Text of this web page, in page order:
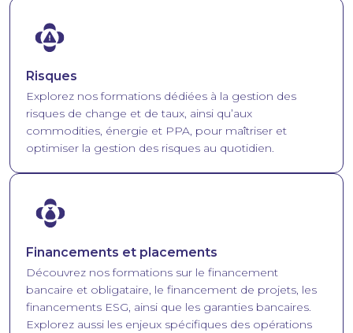
Image
Risques
Explorez nos formations dédiées à la gestion des
risques de change et de taux, ainsi qu’aux
commodities, énergie et PPA, pour maîtriser et
optimiser la gestion des risques au quotidien.
Image
Financements et placements
Découvrez nos formations sur le financement
bancaire et obligataire, le financement de projets, les
financements ESG, ainsi que les garanties bancaires.
Explorez aussi les enjeux spécifiques des opérations